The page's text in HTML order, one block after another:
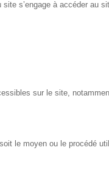
s’engage à accéder au
sur le site,
le moyen ou le procédé